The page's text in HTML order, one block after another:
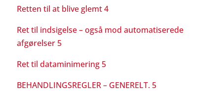
Retten til at blive glemt 4
Ret til indsigelse – også mod automatiserede
afgørelser 5
Ret til dataminimering 5
BEHANDLINGSREGLER – GENERELT. 5